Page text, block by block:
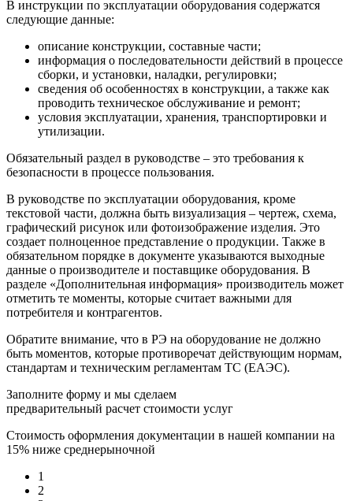
В инструкции по эксплуатации оборудования содержатся
следующие данные:
описание конструкции, составные части;
информация о последовательности действий в процессе
сборки, и установки, наладки, регулировки;
сведения об особенностях в конструкции, а также как
проводить техническое обслуживание и ремонт;
условия эксплуатации, хранения, транспортировки и
утилизации.
Обязательный раздел в руководстве – это требования к
безопасности в процессе пользования.
В руководстве по эксплуатации оборудования, кроме
текстовой части, должна быть визуализация – чертеж, схема,
графический рисунок или фотоизображение изделия. Это
создает полноценное представление о продукции. Также в
обязательном порядке в документе указываются выходные
данные о производителе и поставщике оборудования. В
разделе «Дополнительная информация» производитель может
отметить те моменты, которые считает важными для
потребителя и контрагентов.
Обратите внимание, что в РЭ на оборудование не должно
быть моментов, которые противоречат действующим нормам,
стандартам и техническим регламентам ТС (ЕАЭС).
Заполните форму и мы сделаем
предварительный расчет стоимости услуг
Стоимость оформления документации в нашей компании на
15% ниже среднерыночной
1
2